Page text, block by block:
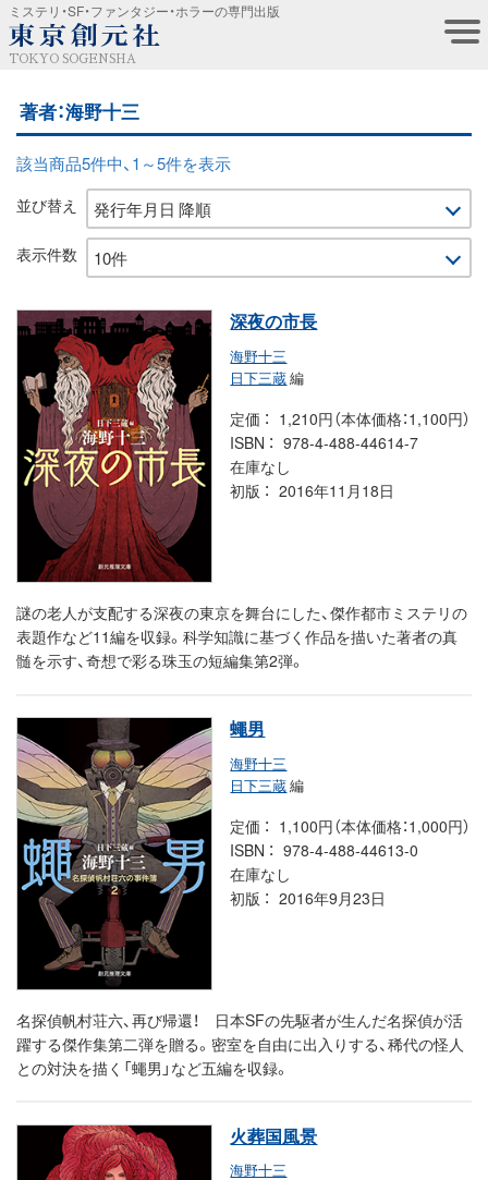
ミステリ・SF・ファンタジー・ホラーの専門出版
TOKYO SOGENSHA
著者：海野十三
該当商品5件中、1～5件を表示
並び替え
表示件数
深夜の市長
海野十三
日下三蔵編
定価
1,210円（本体価格：1,100円）
ISBN
978-4-488-44614-7
在庫なし
初版
2016年11月18日
謎の老人が支配する深夜の東京を舞台にした、傑作都市ミステリの
表題作など11編を収録。科学知識に基づく作品を描いた著者の真
髄を示す、奇想で彩る珠玉の短編集第2弾。
蠅男
海野十三
日下三蔵編
定価
1,100円（本体価格：1,000円）
ISBN
978-4-488-44613-0
在庫なし
初版
2016年9月23日
名探偵帆村荘六、再び帰還！ 日本SFの先駆者が生んだ名探偵が活
躍する傑作集第二弾を贈る。密室を自由に出入りする、稀代の怪人
との対決を描く「蠅男」など五編を収録。
火葬国風景
海野十三